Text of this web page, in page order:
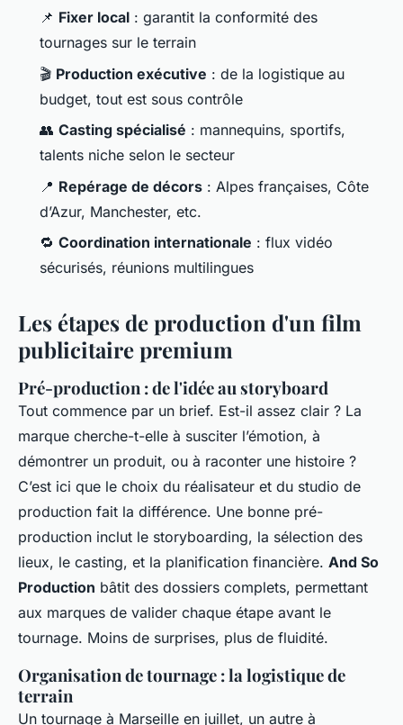
📌 Fixer local : garantit la conformité des
tournages sur le terrain
🎬 Production exécutive : de la logistique au
budget, tout est sous contrôle
👥 Casting spécialisé : mannequins, sportifs,
talents niche selon le secteur
📍 Repérage de décors : Alpes françaises, Côte
d’Azur, Manchester, etc.
🔁 Coordination internationale : flux vidéo
sécurisés, réunions multilingues
Les étapes de production d'un film
publicitaire premium
Pré-production : de l'idée au storyboard
Tout commence par un brief. Est-il assez clair ? La
marque cherche-t-elle à susciter l’émotion, à
démontrer un produit, ou à raconter une histoire ?
C’est ici que le choix du réalisateur et du studio de
production fait la différence. Une bonne pré-
production inclut le storyboarding, la sélection des
lieux, le casting, et la planification financière. And So
Production bâtit des dossiers complets, permettant
aux marques de valider chaque étape avant le
tournage. Moins de surprises, plus de fluidité.
Organisation de tournage : la logistique de
terrain
Un tournage à Marseille en juillet, un autre à